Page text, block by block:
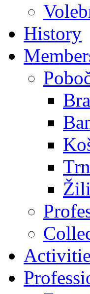
History